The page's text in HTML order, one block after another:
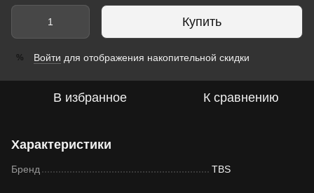
Купить
% Войти для отображения накопительной скидки
В избранное К сравнению
Характеристики
Бренд TBS